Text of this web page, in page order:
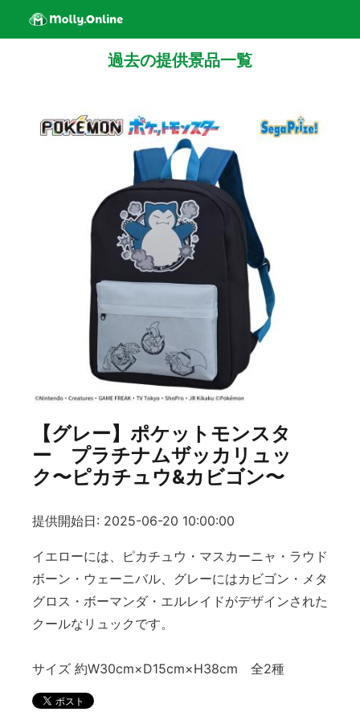
過去の提供景品一覧
【グレー】ポケットモンスタ
ー プラチナムザッカリュッ
ク〜ピカチュウ&カビゴン〜
提供開始日: 2025-06-20 10:00:00
イエローには、ピカチュウ・マスカーニャ・ラウド
ボーン・ウェーニバル、グレーにはカビゴン・メタ
グロス・ボーマンダ・エルレイドがデザインされた
クールなリュックです。
サイズ 約W30cm×D15cm×H38cm 全2種